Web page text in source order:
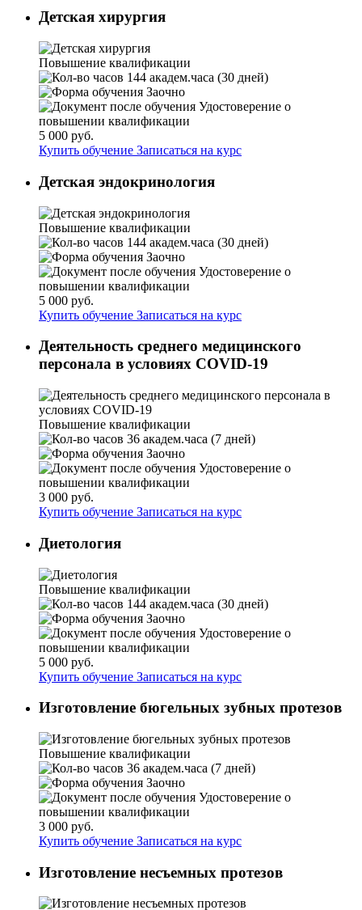
Детская хирургия
Повышение квалификации
144 академ.часа (30 дней)
Заочно
Удостоверение о
повышении квалификации
5 000 руб.
Купить обучение Записаться на курс
Детская эндокринология
Повышение квалификации
144 академ.часа (30 дней)
Заочно
Удостоверение о
повышении квалификации
5 000 руб.
Купить обучение Записаться на курс
Деятельность среднего медицинского
персонала в условиях COVID-19
Повышение квалификации
36 академ.часа (7 дней)
Заочно
Удостоверение о
повышении квалификации
3 000 руб.
Купить обучение Записаться на курс
Диетология
Повышение квалификации
144 академ.часа (30 дней)
Заочно
Удостоверение о
повышении квалификации
5 000 руб.
Купить обучение Записаться на курс
Изготовление бюгельных зубных протезов
Повышение квалификации
36 академ.часа (7 дней)
Заочно
Удостоверение о
повышении квалификации
3 000 руб.
Купить обучение Записаться на курс
Изготовление несъемных протезов